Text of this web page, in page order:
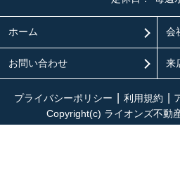
ホーム 会
お問い合わせ 来
プライバシーポリシー 利用規約
Copyright(c) ライオンズ不動